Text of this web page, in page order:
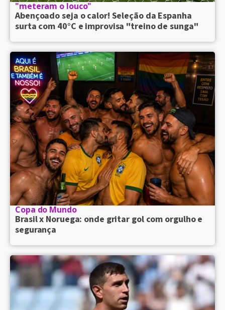
"meteram o louco"
Abençoado seja o calor! Seleção da Espanha
surta com 40°C e improvisa "treino de sunga"
Copa do Mundo
Brasil x Noruega: onde gritar gol com orgulho e
segurança